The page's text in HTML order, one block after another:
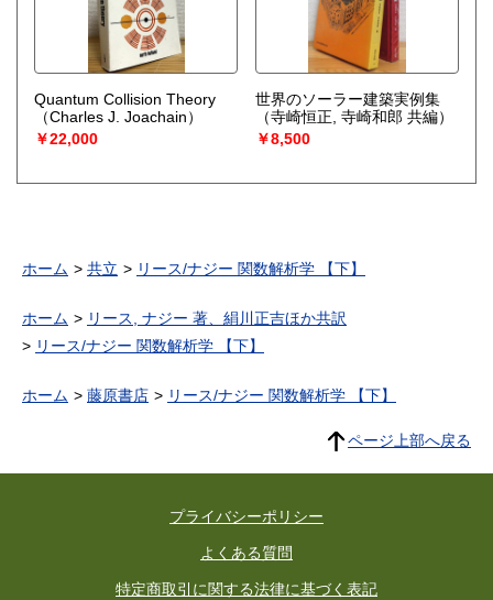
Quantum Collision Theory
（Charles J. Joachain）
￥22,000
世界のソーラー建築実例集
（寺崎恒正, 寺崎和郎 共編）
￥8,500
ホーム 共立 リース/ナジー 関数解析学 【下】
ホーム
リース, ナジー 著、絹川正吉ほか共訳
リース/ナジー 関数解析学 【下】
ホーム 藤原書店 リース/ナジー 関数解析学 【下】
ページ上部へ戻る
プライバシーポリシー
よくある質問
特定商取引に関する法律に基づく表記